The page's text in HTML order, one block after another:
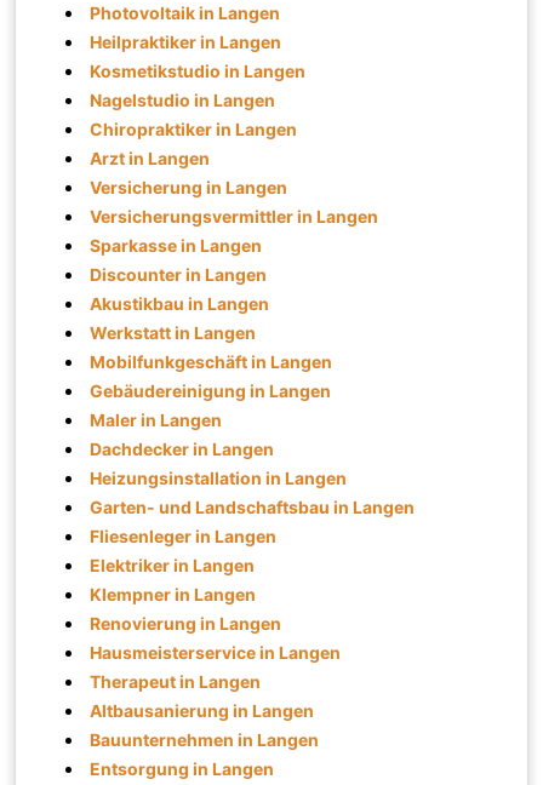
Photovoltaik in Langen
Heilpraktiker in Langen
Kosmetikstudio in Langen
Nagelstudio in Langen
Chiropraktiker in Langen
Arzt in Langen
Versicherung in Langen
Versicherungsvermittler in Langen
Sparkasse in Langen
Discounter in Langen
Akustikbau in Langen
Werkstatt in Langen
Mobilfunkgeschäft in Langen
Gebäudereinigung in Langen
Maler in Langen
Dachdecker in Langen
Heizungsinstallation in Langen
Garten- und Landschaftsbau in Langen
Fliesenleger in Langen
Elektriker in Langen
Klempner in Langen
Renovierung in Langen
Hausmeisterservice in Langen
Therapeut in Langen
Altbausanierung in Langen
Bauunternehmen in Langen
Entsorgung in Langen